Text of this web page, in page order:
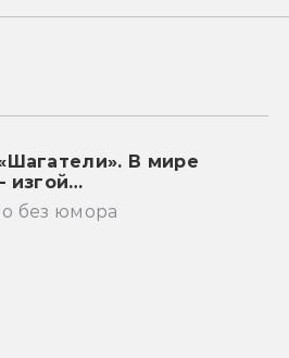
В мире
изгой…
без юмора